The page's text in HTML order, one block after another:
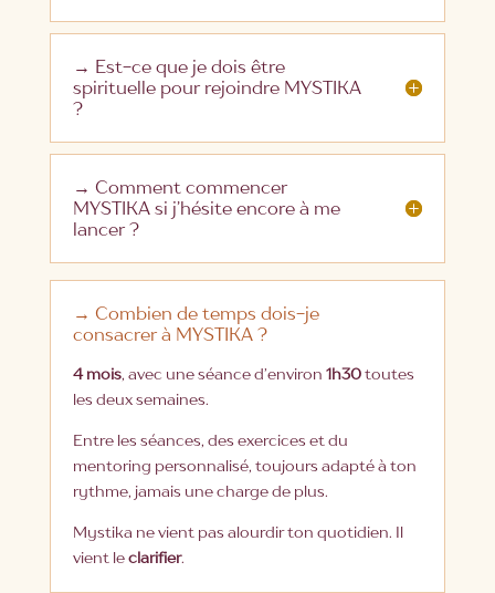
→ Est-ce que je dois être
spirituelle pour rejoindre MYSTIKA
?
→ Comment commencer
MYSTIKA si j’hésite encore à me
lancer ?
→ Combien de temps dois-je
consacrer à MYSTIKA ?
4 mois, avec une séance d’environ 1h30toutes
les deux semaines.
Entre les séances, des exercices et du
mentoring personnalisé, toujours adapté à ton
rythme, jamais une charge de plus.
Mystika ne vient pas alourdir ton quotidien. Il
vient leclarifier.